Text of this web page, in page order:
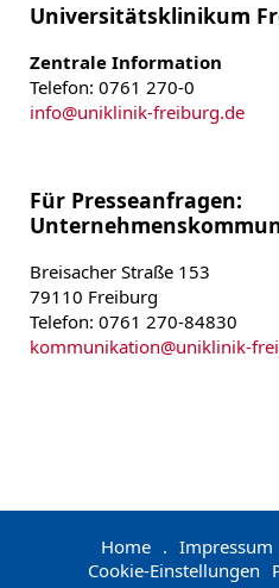
Universitätsklinikum
Zentrale Information
Telefon: 0761 270-0
info@uniklinik-freiburg.de
Für Presseanfragen:
Breisacher Straße 153
79110 Freiburg
Telefon: 0761 270-84830
kommunikation@uniklinik-
Home . Impressum
Cookie-Einstellungen